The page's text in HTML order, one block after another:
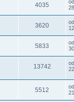
4035 od
3620 od
5833 od
13742 od
5512 od